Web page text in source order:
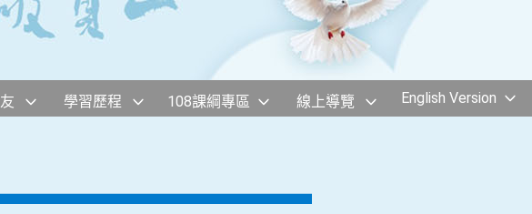
學習歷程 108課綱專區 線上導覽 English Version